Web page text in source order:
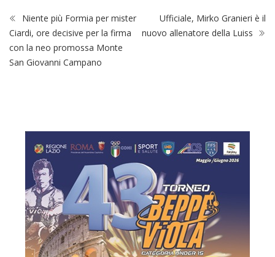
Niente più Formia per mister
Ciardi, ore decisive per la firma
con la neo promossa Monte
San Giovanni Campano
Ufficiale, Mirko Granieri è il
nuovo allenatore della Luiss